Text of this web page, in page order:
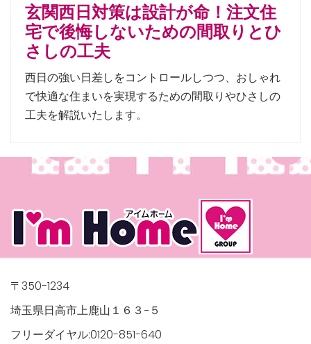
玄関西日対策は設計が命！注文住
宅で後悔しないための間取りとひ
さしの工夫
西日の強い日差しをコントロールしつつ、おしゃれ
で快適な住まいを実現するための間取りやひさしの
工夫を解説いたします。
〒350-1234
埼玉県日高市上鹿山１６３−５
フリーダイヤル:0120-851-640